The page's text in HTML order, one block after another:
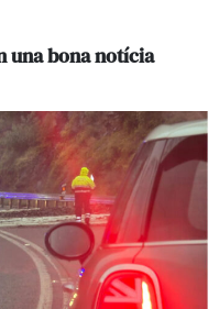
una bona notícia